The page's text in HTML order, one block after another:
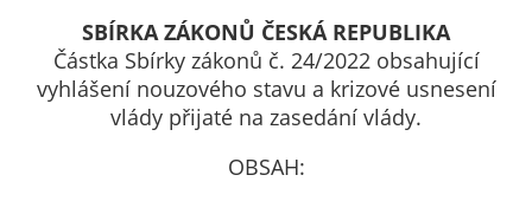
SBÍRKA ZÁKONŮ ČESKÁ REPUBLIKA
Částka Sbírky zákonů č. 24/2022 obsahující
vyhlášení nouzového stavu a krizové usnesení
vlády přijaté na zasedání vlády.
OBSAH:
vypnete
používání
analytických
cookies ve